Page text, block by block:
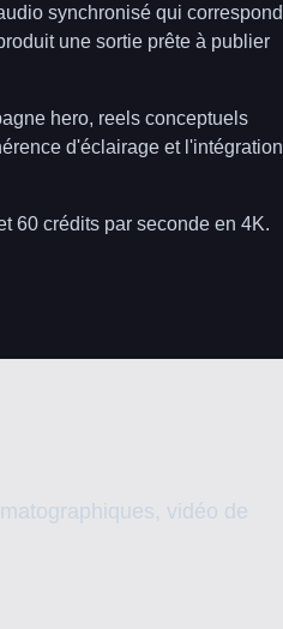
synchronisé qui correspond
une sortie prête à publier
hero, reels conceptuels
d'éclairage et l'intégration
60 crédits par seconde en 4K.
vidéo de